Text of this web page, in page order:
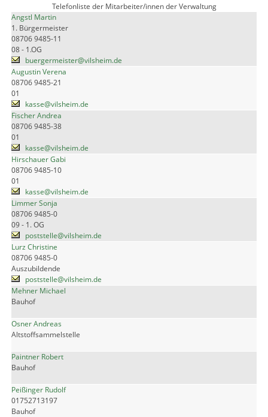
Telefonliste der Mitarbeiter/innen der Verwaltung
Angstl Martin
1. Bürgermeister
08706 9485-11
08 - 1.OG
buergermeister@vilsheim.de
Augustin Verena
08706 9485-21
01
kasse@vilsheim.de
Fischer Andrea
08706 9485-38
01
kasse@vilsheim.de
Hirschauer Gabi
08706 9485-10
01
kasse@vilsheim.de
Limmer Sonja
08706 9485-0
09 - 1. OG
poststelle@vilsheim.de
Lurz Christine
08706 9485-0
Auszubildende
poststelle@vilsheim.de
Mehner Michael
Bauhof
Osner Andreas
Altstoffsammelstelle
Paintner Robert
Bauhof
Peißinger Rudolf
01752713197
Bauhof